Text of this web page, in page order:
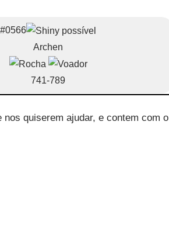
#0566
Archen
741-789
nos quiserem ajudar, e contem com o